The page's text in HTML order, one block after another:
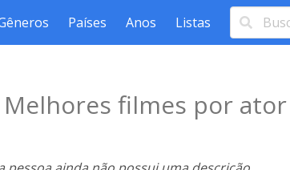
Países Anos Listas
Melhores filmes por ator